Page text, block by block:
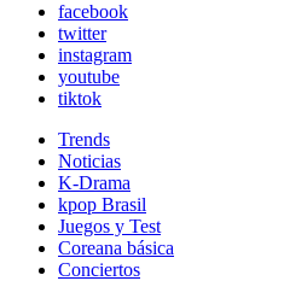
facebook
twitter
instagram
youtube
tiktok
Trends
Noticias
K-Drama
kpop Brasil
Juegos y Test
Coreana básica
Conciertos